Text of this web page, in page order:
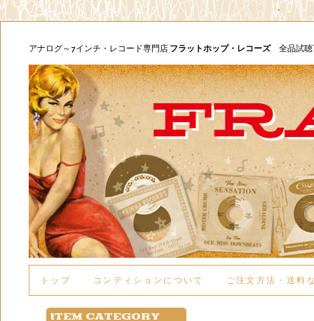
アナログ～7インチ・レコード専門店 フラットホップ・レコーズ全品試
トップ コンディションについて ご注文方法・送料
ITEM CATEGORY